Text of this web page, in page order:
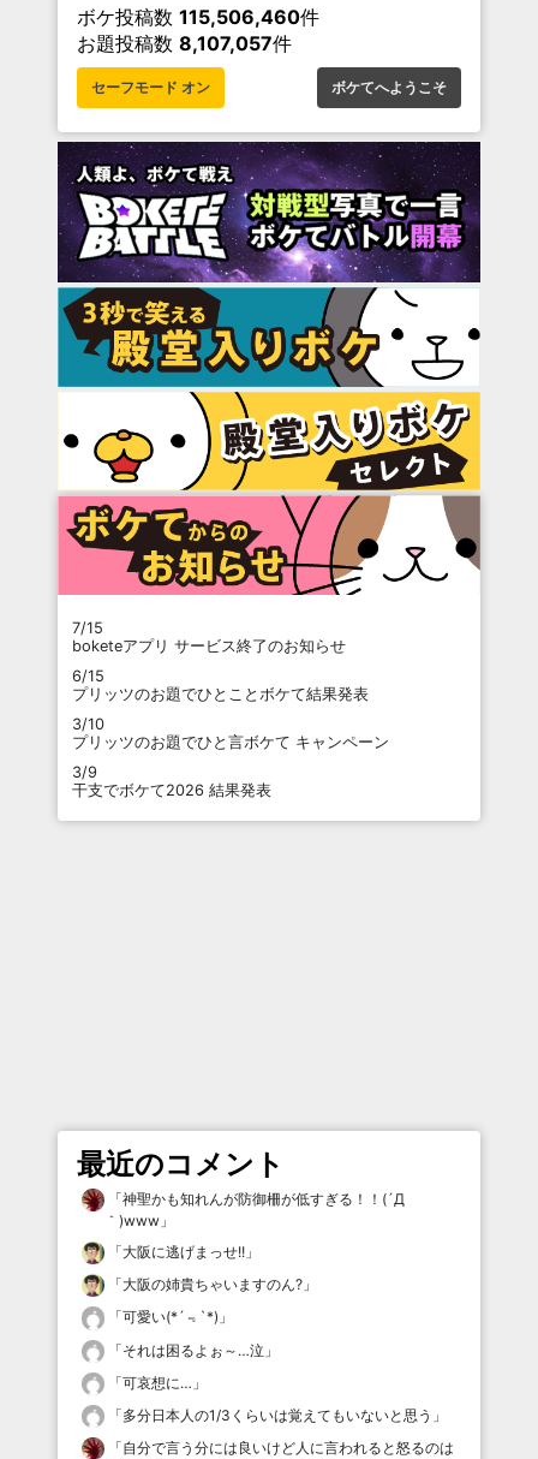
ボケ投稿数 115,506,460件
お題投稿数 8,107,057件
セーフモード オン ボケてへようこそ
7/15
boketeアプリ サービス終了のお知らせ
6/15
プリッツのお題でひとことボケて結果発表
3/10
プリッツのお題でひと言ボケて キャンペーン
3/9
干支でボケて2026 結果発表
最近のコメント
「神聖かも知れんが防御柵が低すぎる！！(´Д
｀)www 」
「大阪に逃げまっせ!! 」
「大阪の姉貴ちゃいますのん? 」
「可愛い(*´﹃`*) 」
「それは困るよぉ～…泣 」
「可哀想に… 」
「多分日本人の1/3くらいは覚えてもいないと思う 」
「自分で言う分には良いけど人に言われると怒るのは